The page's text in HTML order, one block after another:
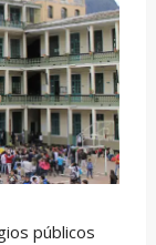
públicos